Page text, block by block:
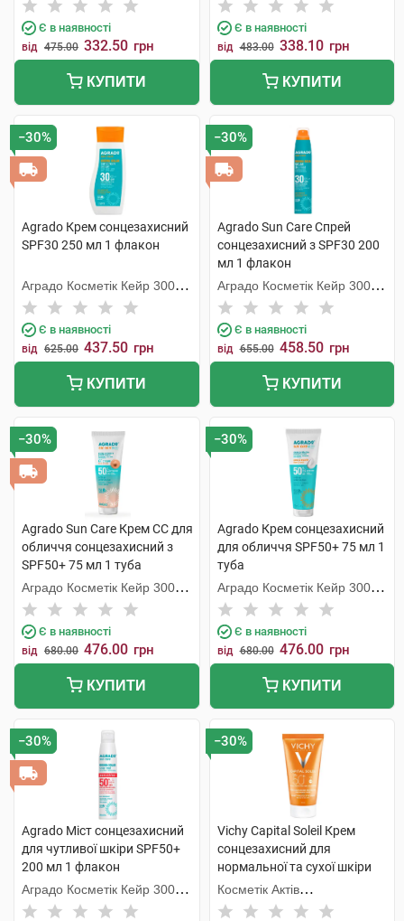
Є в наявності
від 475.00 332.50 грн
КУПИТИ
Є в наявності
від 483.00 338.10 грн
КУПИТИ
−30%
Agrado Крем сонцезахисний
SPF30 250 мл 1 флакон
Аградо Косметік Кейр 3000
С.Л.У.
Є в наявності
від 625.00 437.50 грн
КУПИТИ
−30%
Agrado Sun Care Спрей
сонцезахисний з SPF30 200
мл 1 флакон
Аградо Косметік Кейр 3000
С.Л.У.
Є в наявності
від 655.00 458.50 грн
КУПИТИ
−30%
Agrado Sun Care Крем СС для
обличчя сонцезахисний з
SPF50+ 75 мл 1 туба
Аградо Косметік Кейр 3000
С.Л.У.
Є в наявності
від 680.00 476.00 грн
КУПИТИ
−30%
Agrado Крем сонцезахисний
для обличчя SPF50+ 75 мл 1
туба
Аградо Косметік Кейр 3000
С.Л.У.
Є в наявності
від 680.00 476.00 грн
КУПИТИ
−30%
Agrado Міст сонцезахисний
для чутливої шкіри SPF50+
200 мл 1 флакон
Аградо Косметік Кейр 3000
С.Л.У.
−30%
Vichy Capital Soleil Крем
сонцезахисний для
нормальної та сухої шкіри
SPF50+ 50 мл 1 туба
Косметік Актів
Інтернаціональ